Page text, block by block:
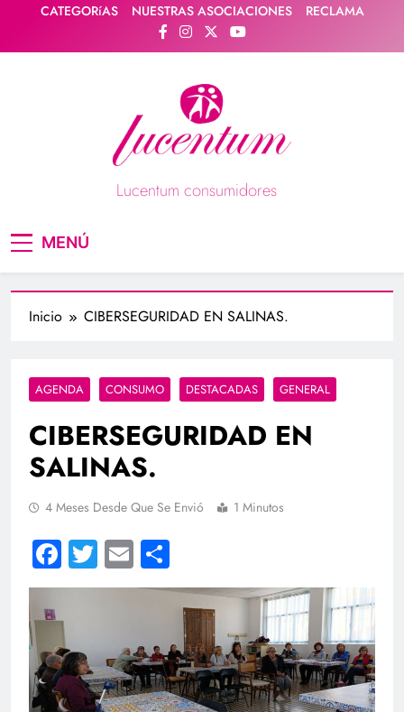
contenido
CATEGORíAS NUESTRAS ASOCIACIONES RECLAMA
Lucentum consumidores
MENÚ
Inicio CIBERSEGURIDAD EN SALINAS.
AGENDA CONSUMO DESTACADAS GENERAL
CIBERSEGURIDAD EN
SALINAS.
4 Meses Desde Que Se Envió 1 Minutos
Facebook
Twitter
Email